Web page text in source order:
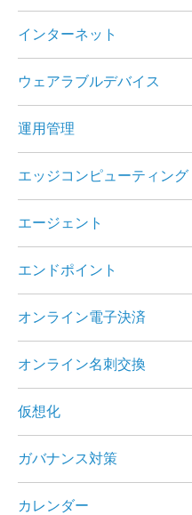
インターネット
ウェアラブルデバイス
運用管理
エッジコンピューティング
エージェント
エンドポイント
オンライン電子決済
オンライン名刺交換
仮想化
ガバナンス対策
カレンダー